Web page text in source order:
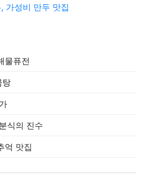
가성비 만두 맛집
물퓨전
탕
식의 진수
억 맛집